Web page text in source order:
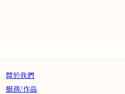
關於我們
服務/作品